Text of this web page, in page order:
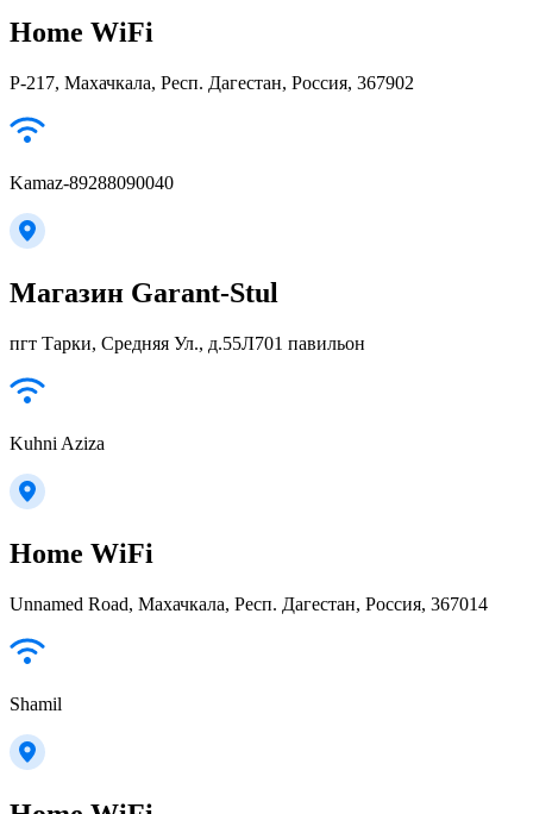
Home WiFi
Р-217, Махачкала, Респ. Дагестан, Россия, 367902
Kamaz-89288090040
Магазин Garant-Stul
пгт Тарки, Средняя Ул., д.55Л701 павильон
Kuhni Aziza
Home WiFi
Unnamed Road, Махачкала, Респ. Дагестан, Россия, 367014
Shamil